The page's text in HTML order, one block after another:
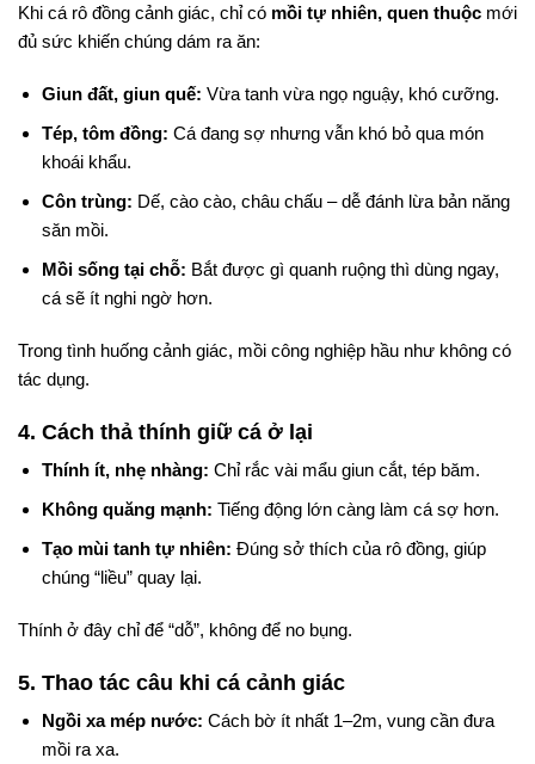
Khi cá rô đồng cảnh giác, chỉ có mồi tự nhiên, quen thuộc mới
đủ sức khiến chúng dám ra ăn:
Giun đất, giun quế: Vừa tanh vừa ngọ nguậy, khó cưỡng.
Tép, tôm đồng: Cá đang sợ nhưng vẫn khó bỏ qua món
khoái khẩu.
Côn trùng: Dế, cào cào, châu chấu – dễ đánh lừa bản năng
săn mồi.
Mồi sống tại chỗ: Bắt được gì quanh ruộng thì dùng ngay,
cá sẽ ít nghi ngờ hơn.
Trong tình huống cảnh giác, mồi công nghiệp hầu như không có
tác dụng.
4. Cách thả thính giữ cá ở lại
Thính ít, nhẹ nhàng: Chỉ rắc vài mẩu giun cắt, tép băm.
Không quăng mạnh: Tiếng động lớn càng làm cá sợ hơn.
Tạo mùi tanh tự nhiên: Đúng sở thích của rô đồng, giúp
chúng “liều” quay lại.
Thính ở đây chỉ để “dỗ”, không để no bụng.
5. Thao tác câu khi cá cảnh giác
Ngồi xa mép nước: Cách bờ ít nhất 1–2m, vung cần đưa
mồi ra xa.